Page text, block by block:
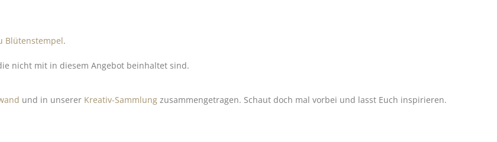
Blütenstempel.
nicht mit in diesem Angebot beinhaltet sind.
und in unserer Kreativ-Sammlung zusammengetragen. Schaut doch mal vorbei und lasst Euch inspirieren.